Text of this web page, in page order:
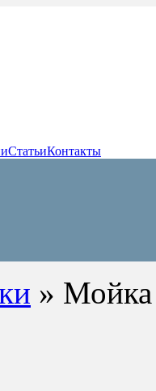
СтатьиКонтакты
» Мойка